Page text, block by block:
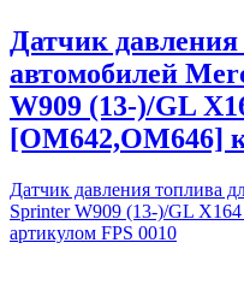
Датчик
автомобилей
W909 (13-)/GL
[OM642,OM646]
Датчик давления топлива
Sprinter W909 (13-)/GL
артикулом FPS 0010